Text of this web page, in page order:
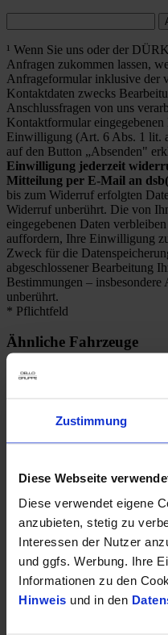
Zustimmung
Diese Webseite
Diese verwendet eigene
anzubieten, stetig zu
Interessen der Nutzer
und ggfs. Werbung. Ihre
Informationen zu den
Hinweis und in den
¹ Wenn Sie uns oder der
Anfragen zukommen lassen,
Anfrageformular inklusive der
Kontaktdaten zwecks
Anschlussfragen von uns
Kontaktformular
Einwilligung (Art. 6 Abs. 1 lit.
auf den Button „Absenden"
Einwilligung jederzeit
Mitteilung per E-Mail an
bis zum Widerruf erfolgten
Widerruf unberührt. Die von
eingegebenen Daten
auffordern, Ihre Einwilligung
Zweck für die
abgeschlossener Bearbeitung
Bestimmungen –
unberührt.
* Pflichtfeld
Ähnliche Fahrzeuge
Vorführwagen
Kilometer Anzahl
Erstzulassung11/
Leistung150 kW /
KraftstoffartElektro